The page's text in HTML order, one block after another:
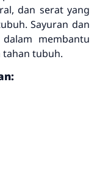
dan serat yang
Sayuran dan
membantu
tahan tubuh.